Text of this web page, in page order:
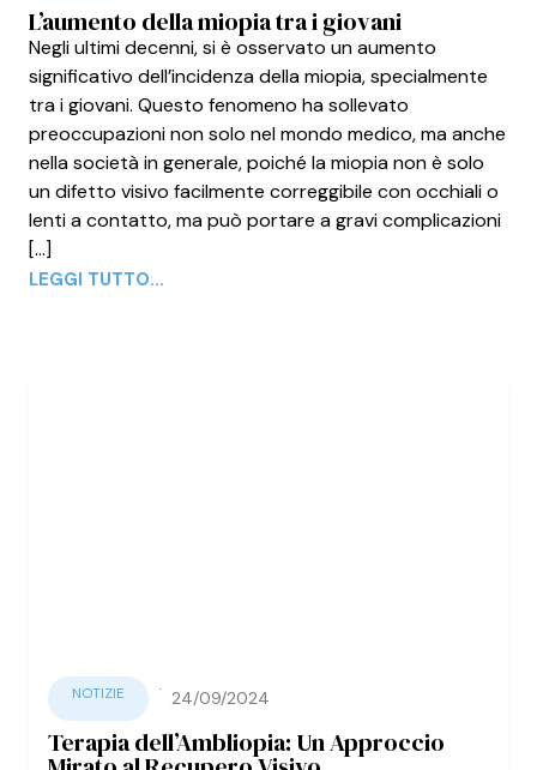
L’aumento della miopia tra i giovani
Negli ultimi decenni, si è osservato un aumento
significativo dell’incidenza della miopia, specialmente
tra i giovani. Questo fenomeno ha sollevato
preoccupazioni non solo nel mondo medico, ma anche
nella società in generale, poiché la miopia non è solo
un difetto visivo facilmente correggibile con occhiali o
lenti a contatto, ma può portare a gravi complicazioni
[...]
LEGGI TUTTO...
NOTIZIE · 24/09/2024
Terapia dell’Ambliopia: Un Approccio